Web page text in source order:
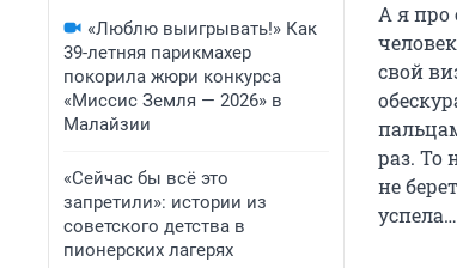
«Люблю выигрывать!» Как
39-летняя парикмахер
покорила жюри конкурса
«Миссис Земля — 2026» в
Малайзии
«Сейчас бы всё это
запретили»: истории из
советского детства в
пионерских лагерях
А я про
свой
раз. То
не
успела…